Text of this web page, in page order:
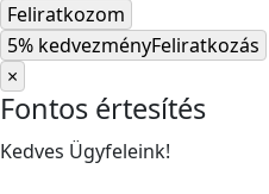
Feliratkozom
5% kedvezményFeliratkozás
×
Fontos értesítés
Kedves Ügyfeleink!